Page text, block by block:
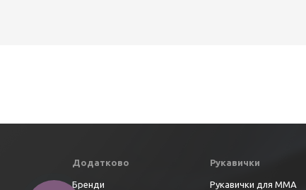
Додатково
Бренди
Рукавички
Рукавички для ММА